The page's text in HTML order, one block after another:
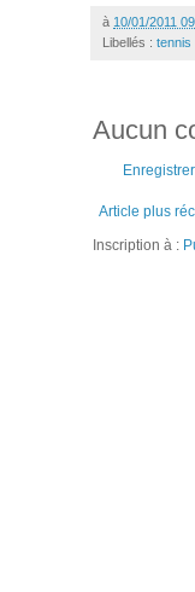
à 10/01/2011
Libellés : tennis
Aucun
Article plus
Inscription à :